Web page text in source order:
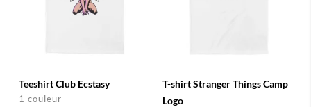
Teeshirt Club Ecstasy
1 couleur
T-shirt Stranger Things Camp
Logo